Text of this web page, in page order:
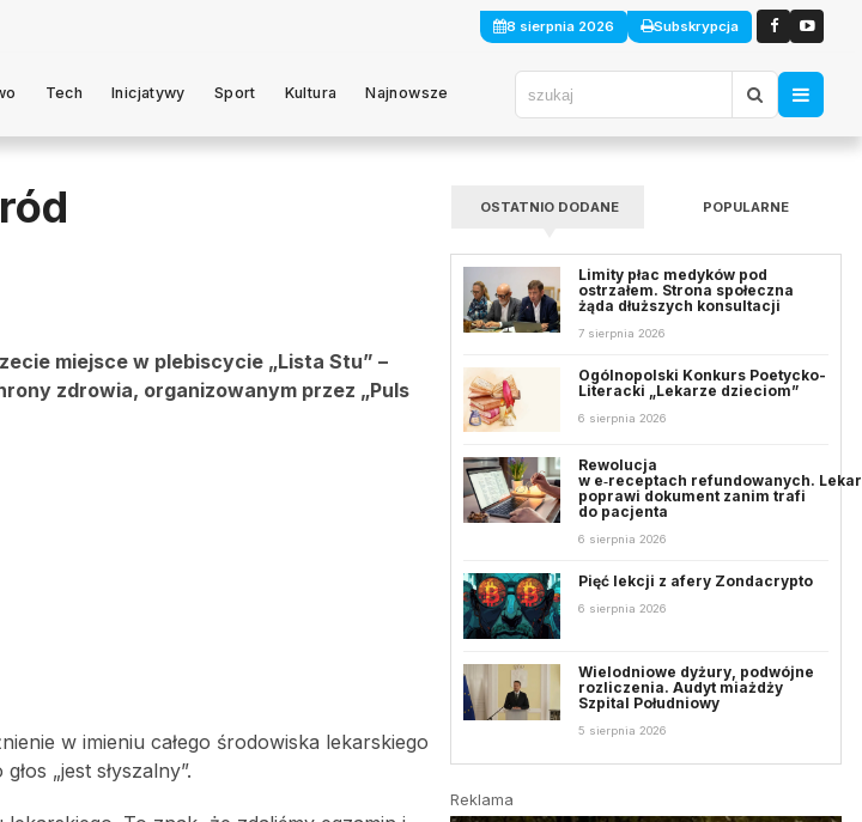
8 sierpnia 2026 Subskrypcja
Tech Inicjatywy Sport Kultura Najnowsze
miejsce w plebiscycie „Lista Stu” –
zdrowia, organizowanym przez „Puls
w imieniu całego środowiska lekarskiego
„jest słyszalny”.
OSTATNIO DODANE POPULARNE
Limity płac medyków pod
ostrzałem. Strona społeczna
żąda dłuższych konsultacji
7 sierpnia 2026
Ogólnopolski Konkurs Poetycko-
Literacki „Lekarze dzieciom”
6 sierpnia 2026
Rewolucja
w e‑receptach refundowanych.
poprawi dokument zanim trafi
do pacjenta
6 sierpnia 2026
Pięć lekcji z afery Zondacrypto
6 sierpnia 2026
Wielodniowe dyżury, podwójne
rozliczenia. Audyt miażdży
Szpital Południowy
5 sierpnia 2026
Reklama